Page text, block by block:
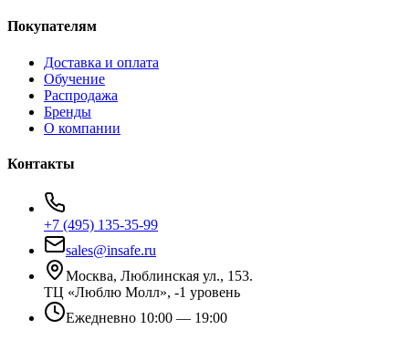
Покупателям
Доставка и оплата
Обучение
Распродажа
Бренды
О компании
Контакты
+7 (495) 135-35-99
sales@insafe.ru
Москва, Люблинская ул., 153.
ТЦ «Люблю Молл», -1 уровень
Ежедневно 10:00 — 19:00